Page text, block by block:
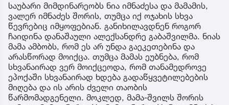
საუბარი მიმდინარეობს ნია იმნაძესა და მამამის,
ვალერ იმნაძეს შორის, თუმცა იქ ოჯახის სხვა
წევრებიც იმყოფებიან. განიხილავდნენ როგორ
ჩაიდინა დანაშაული ალექსანდრე გაბაშვილმა. ნიას
მამა ამბობს, რომ ეს არ უნდა გაეკეთებინა და
არასწორად მოიქცა. თუმცა მამას ეუბნება, რომ
სხვანაირად ვერ მოიქცეოდა, რომ თანამედროვე
ეპოქაში სხვანაირად ხდება გადაწყვეტილებების
მიღება და ის არის ძველი თაობის
წარმომადგენელი. მოკლედ, მამა-შვილს შორის